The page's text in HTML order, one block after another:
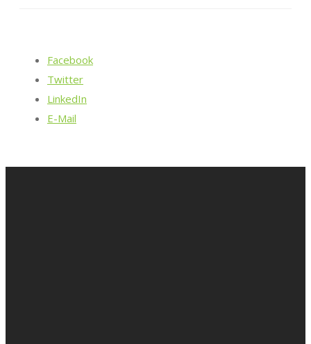
Facebook
Twitter
LinkedIn
E-Mail